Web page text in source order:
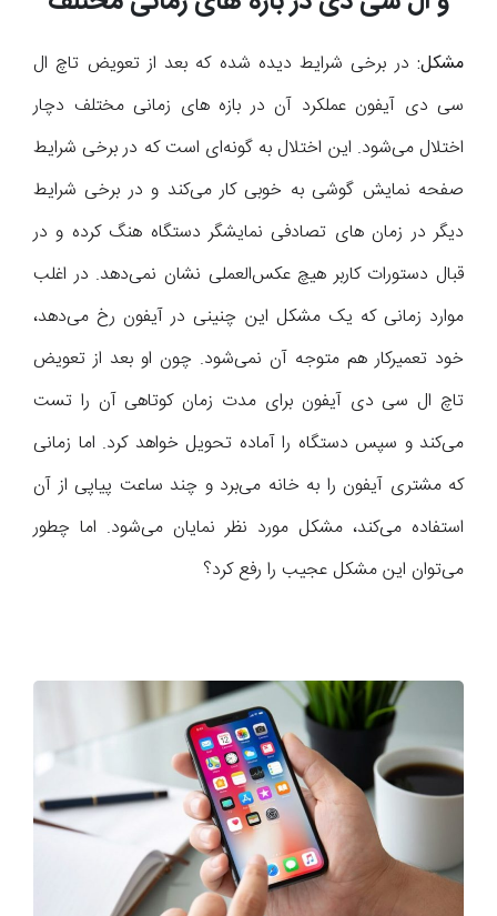
مشکل: در برخی شرایط دیده شده که بعد از تعویض تاچ ال
سی دی آیفون عملکرد آن در بازه های زمانی مختلف دچار
اختلال می‌شود. این اختلال به گونه‌ای است که در برخی شرایط
صفحه نمایش گوشی به خوبی کار می‌کند و در برخی شرایط
دیگر در زمان های تصادفی نمایشگر دستگاه هنگ کرده و در
قبال دستورات کاربر هیچ عکس‌العملی نشان نمی‌دهد. در اغلب
موارد زمانی که یک مشکل این چنینی در آیفون رخ می‌دهد،
خود تعمیرکار هم متوجه آن نمی‌شود. چون او بعد از تعویض
تاچ ال سی دی آیفون برای مدت زمان کوتاهی آن را تست
می‌کند و سپس دستگاه را آماده تحویل خواهد کرد. اما زمانی
که مشتری آیفون را به خانه می‌برد و چند ساعت پیاپی از آن
استفاده می‌کند، مشکل مورد نظر نمایان می‌شود. اما چطور
می‌توان این مشکل عجیب را رفع کرد؟